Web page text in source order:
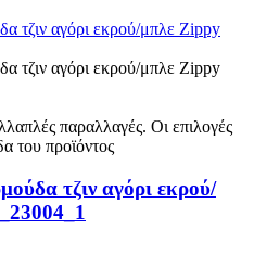
παραλλαγές. Οι επιλογές
του προϊόντος
τζιν αγόρι εκρού/